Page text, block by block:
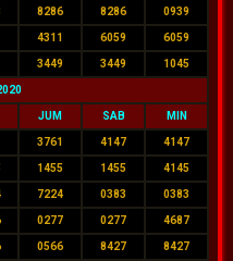
8286 8286 0939
4311 6059 6059
3449 3449 1045
JUM SAB MIN
3761 4147 4147
1455 1455 4145
7224 0383 0383
0277 0277 4687
0566 8427 8427